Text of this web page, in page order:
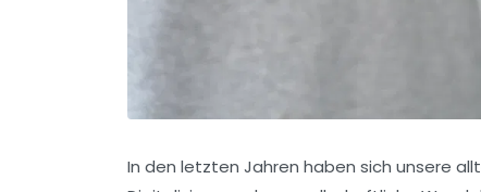
In den letzten Jahren haben sich unsere